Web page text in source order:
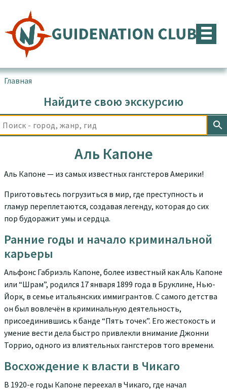
содержимому
Главная
Найдите свою экскурсию
Аль Капоне
Аль Капоне — из самых известных гангстеров Америки!
Приготовьтесь погрузиться в мир, где преступность и
гламур переплетаются, создавая легенду, которая до сих
пор будоражит умы и сердца.
Ранние годы и начало криминальной
карьеры
Альфонс Габриэль Капоне, более известный как Аль Капоне
или “Шрам”, родился 17 января 1899 года в Бруклине, Нью-
Йорк, в семье итальянских иммигрантов. С самого детства
он был вовлечён в криминальную деятельность,
присоединившись к банде “Пять точек”. Его жестокость и
умение вести дела быстро привлекли внимание Джонни
Торрио, одного из влиятельных гангстеров того времени.
Восхождение к власти в Чикаго
В 1920-е годы Капоне переехал в Чикаго, где начал